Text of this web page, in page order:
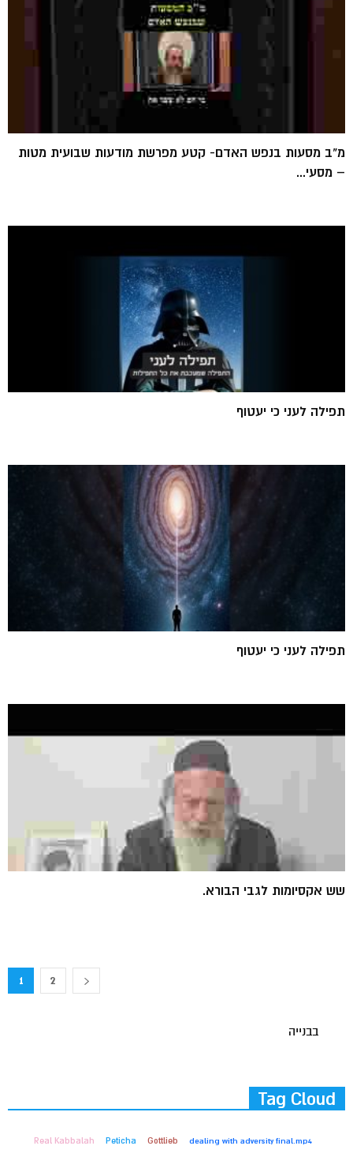
מ"ב מסעות בנפש האדם- קטע מפרשת מודעות שבועית מטות
– מסעי...
תפילה לעני כי יעטוף
תפילה לעני כי יעטוף
שש אקסיומות לגבי הבורא.
1 2
בבנייה
Tag Cloud
dealing with adversity final.mp4
Gottlieb
Peticha
Real Kabbalah